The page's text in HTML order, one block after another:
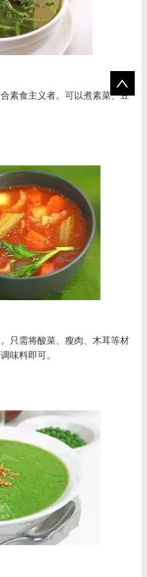
素食主义者。可以煮素菜、豆
只需将酸菜、瘦肉、木耳等材
味料即可。